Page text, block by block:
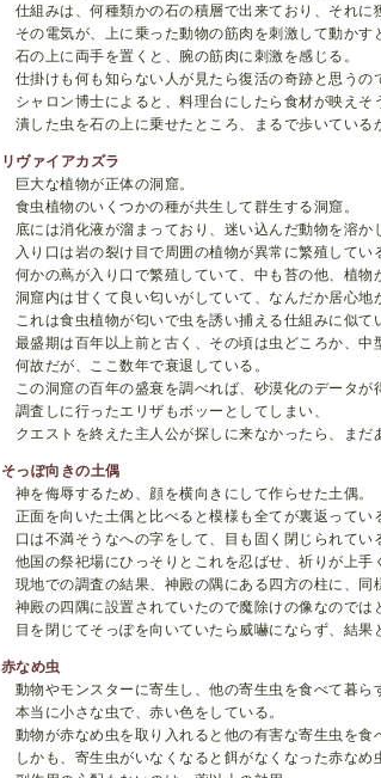
仕組みは、何種類かの石の積層で出来ており、それに
その電気が、上に乗った動物の筋肉を刺激して動かす
石の上に両手を置くと、腕の筋肉に刺激を感じる。
仕掛けも何も知らない人が見たら復活の奇跡と思うの
シャロン博士によると、料理台にしたら食材が映えそ
潰した虫を石の上に乗せたところ、まるで歩いている
リヴァイアカズラ
巨大な植物が正体の洞窟。
食虫植物のいくつかの種が共生して群生する洞窟。
底には消化液が溜まっており、迷い込んだ動物を溶か
入り口は岩の裂け目で周囲の植物が異常に繁殖してい
何かの蔦が入り口で繁殖していて、中も苔の他、植物
洞窟内は甘くて良い匂いがしていて、なんだか居心地
これは食虫植物が匂いで虫を誘い捕える仕組みに似て
最盛期は百年以上前と古く、その頃は虫どころか、中
何故だが、ここ数年で衰退している。
この洞窟の百年の盛衰を調べれば、砂漠化のデータが
調査しに行ったエリザもボッーとしてしまい、
クエストを終えた主人公が探しに来なかったら、まだ
そっぽ向きの土偶
神を侮辱するため、顔を横向きにして作らせた土偶。
正面を向いた土偶と比べると模様も全てが裏返ってい
口は不満そうなへの字をして、目も固く閉じられてい
他国の祭祀場にひっそりとこれを忍ばせ、祈りが上手
現地での調査の結果、神殿の隅にある四方の柱に、同
神殿の四隅に設置されていたので魔除けの像なのでは
目を閉じてそっぽを向いていたら威嚇にならず、結
赤なめ虫
動物やモンスターに寄生し、他の寄生虫を食べて暮ら
本当に小さな虫で、赤い色をしている。
動物が赤なめ虫を取り入れると他の有害な寄生虫を食
しかも、寄生虫がいなくなると餌がなくなった赤なめ